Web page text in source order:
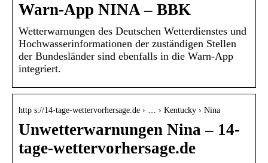
Warn-App NINA – BBK
Wetterwarnungen des Deutschen Wetterdienstes und
Hochwasserinformationen der zuständigen Stellen
der Bundesländer sind ebenfalls in die Warn-App
integriert.
http s://14-tage-wettervorhersage.de › … › Kentucky › Nina
Unwetterwarnungen Nina – 14-
tage-wettervorhersage.de